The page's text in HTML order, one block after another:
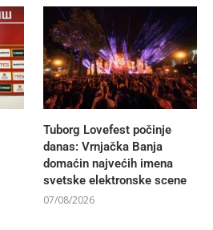
Tuborg Lovefest počinje
danas: Vrnjačka Banja
domaćin najvećih imena
svetske elektronske scene
07/08/2026